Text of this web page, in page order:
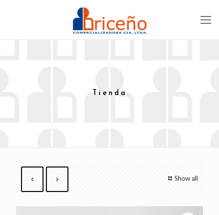
Tienda
Show all